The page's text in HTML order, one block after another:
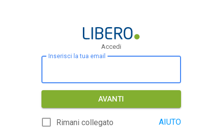
Accedi
Inserisci la tua email
AVANTI
Rimani collegato AIUTO